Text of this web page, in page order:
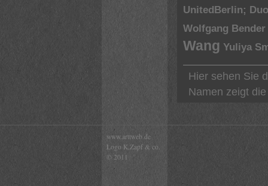
UnitedBerlin;
Wolfgang Bender
Wang Yuliya
Hier sehen Sie
Namen zeigt
www.arttweb.de
Logo K.Zapf & co.
© 2011